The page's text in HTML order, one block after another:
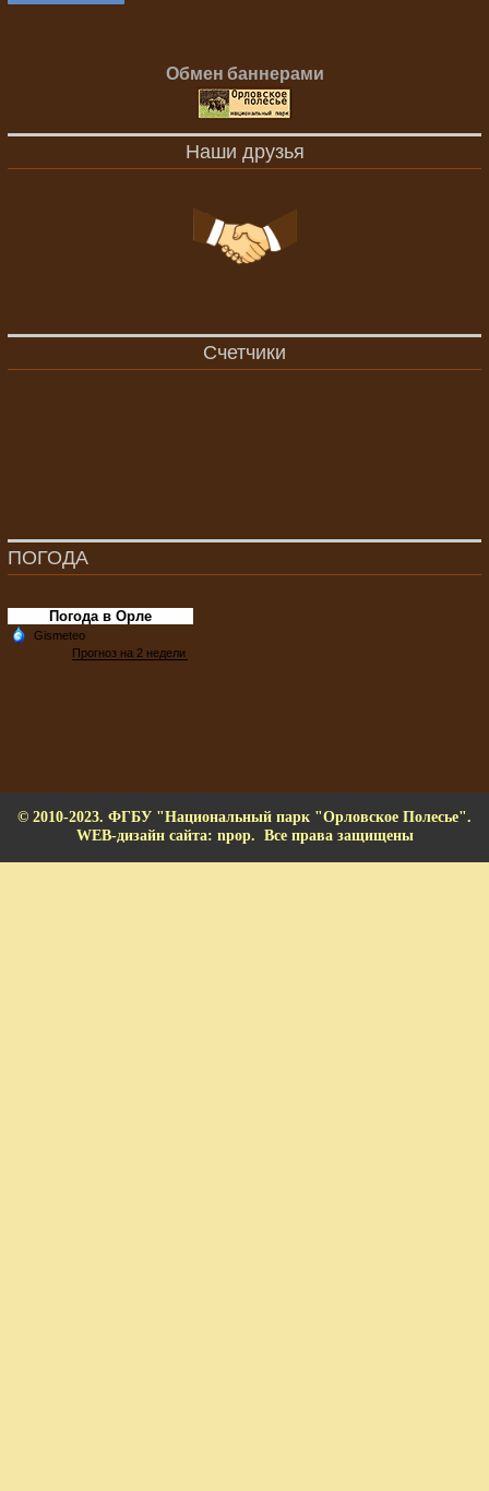
Обмен баннерами
Наши друзья
Счетчики
ПОГОДА
Погода в Орле
© 2010-2023. ФГБУ "Национальный парк "Орловское Полесье".
WEB-дизайн сайта: npop. Все права защищены